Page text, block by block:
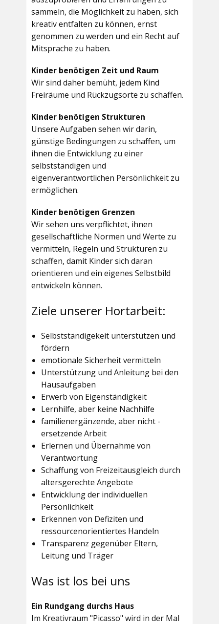
sammeln, die Möglichkeit zu haben, sich
kreativ entfalten zu können, ernst
genommen zu werden und ein Recht auf
Mitsprache zu haben.
Kinder benötigen Zeit und Raum
Wir sind daher bemüht, jedem Kind
Freiräume und Rückzugsorte zu schaffen.
Kinder benötigen Strukturen
Unsere Aufgaben sehen wir darin,
günstige Bedingungen zu schaffen, um
ihnen die Entwicklung zu einer
selbstständigen und
eigenverantwortlichen Persönlichkeit zu
ermöglichen.
Kinder benötigen Grenzen
Wir sehen uns verpflichtet, ihnen
gesellschaftliche Normen und Werte zu
vermitteln, Regeln und Strukturen zu
schaffen, damit Kinder sich daran
orientieren und ein eigenes Selbstbild
entwickeln können.
Ziele unserer Hortarbeit:
Selbstständigekeit unterstützen und
fördern
emotionale Sicherheit vermitteln
Unterstützung und Anleitung bei den
Hausaufgaben
Erwerb von Eigenständigkeit
Lernhilfe, aber keine Nachhilfe
familienergänzende, aber nicht -
ersetzende Arbeit
Erlernen und Übernahme von
Verantwortung
Schaffung von Freizeitausgleich durch
altersgerechte Angebote
Entwicklung der individuellen
Persönlichkeit
Erkennen von Defiziten und
ressourcenorientiertes Handeln
Transparenz gegenüber Eltern,
Leitung und Träger
Was ist los bei uns
Ein Rundgang durchs Haus
Im Kreativraum "Picasso" wird in der Mal